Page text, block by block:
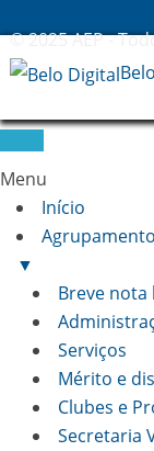
© 2025 AEP -
Menu
Início
Agrupamento
▼
Breve
Serviços
Mérito e
Clubes e
Secretaria